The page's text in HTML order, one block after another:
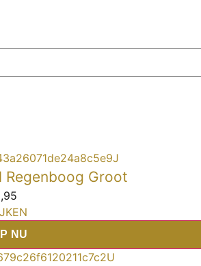
Regenboog Groot
NU